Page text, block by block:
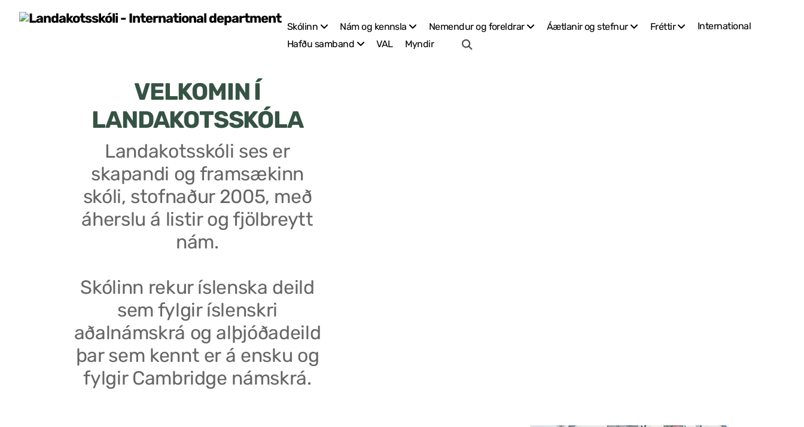
Skólinn Nám og kennsla Nemendur og foreldrar Áætlanir og stefnur Fréttir
International
Hafðu samband
VAL Myndir
VELKOMIN Í
LANDAKOTSSKÓLA
Landakotsskóli ses er
skapandi og framsækinn
skóli, stofnaður 2005, með
áherslu á listir og fjölbreytt
nám.
Skólinn rekur íslenska deild
sem fylgir íslenskri
aðalnámskrá og alþjóðadeild
þar sem kennt er á ensku og
fylgir Cambridge námskrá.